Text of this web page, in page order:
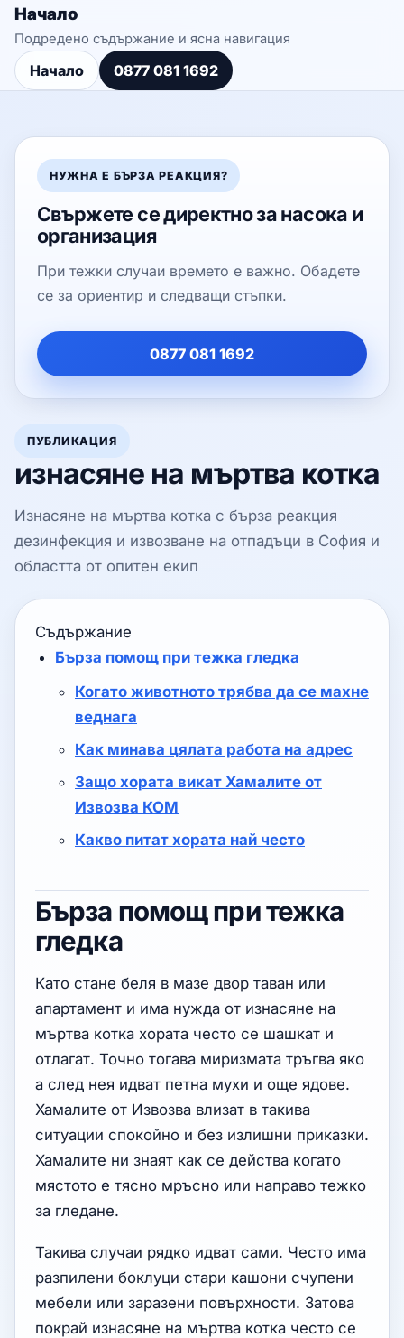
Начало
Подредено съдържание и ясна навигация
Начало 0877 081 1692
ПУБЛИКАЦИЯ
изнасяне на мъртва котка
Изнасяне на мъртва котка с бърза реакция
дезинфекция и извозване на отпадъци в София и
областта от опитен екип
Съдържание
Бърза помощ при тежка гледка
Когато животното трябва да се махне
веднага
Как минава цялата работа на адрес
Защо хората викат Хамалите от
Извозва КОМ
Какво питат хората най често
Бърза помощ при тежка
гледка
Като стане беля в мазе двор таван или
апартамент и има нужда от изнасяне на
мъртва котка хората често се шашкат и
отлагат. Точно тогава миризмата тръгва яко
а след нея идват петна мухи и още ядове.
Хамалите от Извозва влизат в такива
ситуации спокойно и без излишни приказки.
Хамалите ни знаят как се действа когато
мястото е тясно мръсно или направо тежко
за гледане.
Такива случаи рядко идват сами. Често има
разпилени боклуци стари кашони счупени
мебели или заразени повърхности. Затова
покрай изнасяне на мъртва котка често се
НУЖНА Е БЪРЗА РЕАКЦИЯ?
Свържете се директно за насока и
организация
При тежки случаи времето е важно. Обадете
се за ориентир и следващи стъпки.
0877 081 1692